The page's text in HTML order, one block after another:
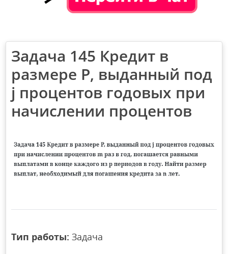
Задача 145 Кредит в
размере P, выданный под
j процентов годовых при
начислении процентов
Тип работы: Задача